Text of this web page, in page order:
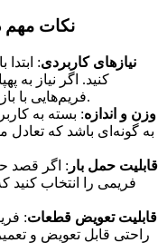
نکات مهم
نیازهای کاربردی:
کنید. اگر نیاز به
فریم‌هایی با بازوهای بلند و مقاوم مناسب‌تر هستند.
وزن و اندازه: بسته به
به گونه‌ای باشد که
قابلیت حمل بار : اگر قصد
فریمی را انتخاب کنید
قابلیت تعویض قطعات:
راحتی قابل تعویض و